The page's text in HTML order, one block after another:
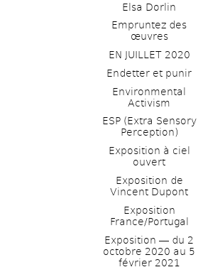
Elsa Dorlin
Empruntez des
œuvres
EN JUILLET 2020
Endetter et punir
Environmental
Activism
ESP (Extra Sensory
Perception)
Exposition à ciel
ouvert
Exposition de
Vincent Dupont
Exposition
France/Portugal
Exposition ― du 2
octobre 2020 au 5
février 2021